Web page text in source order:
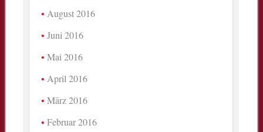
August 2016
Juni 2016
Mai 2016
April 2016
März 2016
Februar 2016